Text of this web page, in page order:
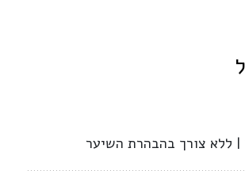
| ללא צורך בהבהרת השיער